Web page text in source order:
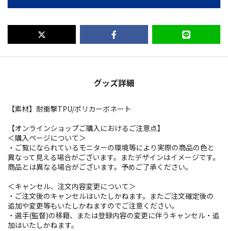
グッズ詳細
【素材】耐衝撃TPU/ポリカーボネート
【オンラインショップご購入におけるご注意点】
＜購入ページについて＞
・ご覧になられているモニターの環境等により実際の商品の色と
異なって見える場合がございます。またデザインはイメージです。
商品とは異なる場合がございます。予めご了承ください。
＜キャンセル、注文内容変更について＞
・ご注文後のキャンセルはいたしかねます。またご注文確定後の
追加や変更等もいたしかねますのでご注意ください。
・選手(監督)の移籍、または登録内容の変更に伴うキャンセル・追
加はいたしかねます。